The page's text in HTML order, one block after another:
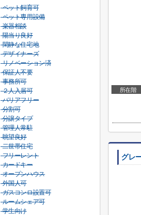
所在階
グレ
ペット飼育可
ペット専用設備
楽器相談
陽当り良好
閑静な住宅地
デザイナーズ
リノベーション済
保証人不要
事務所可
２人入居可
バリアフリー
分割可
分譲タイプ
管理人常駐
眺望良好
二世帯住宅
フリーレント
カードキー
オープンハウス
外国人可
ガスコンロ設置可
ルームシェア可
学生向け